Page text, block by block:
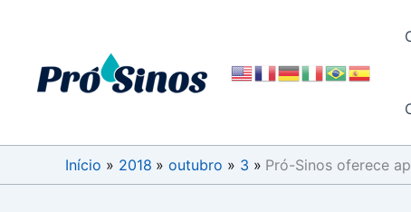
conteúdo
Início 2018 outubro 3 Pró-Sinos oferece